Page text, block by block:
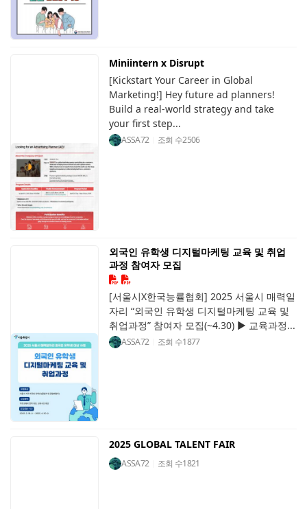
Miniintern x Disrupt
[Kickstart Your Career in Global
Marketing!] Hey future ad planners!
Build a real-world strategy and take
your first step...
ASSA72 조회 수2506
외국인 유학생 디지털마케팅 교육 및 취업
과정 참여자 모집
[서울시X한국능률협회] 2025 서울시 매력일
자리 “외국인 유학생 디지털마케팅 교육 및
취업과정” 참여자 모집(~4.30) ▶ 교육과정...
ASSA72 조회 수1877
2025 GLOBAL TALENT FAIR
ASSA72 조회 수1821